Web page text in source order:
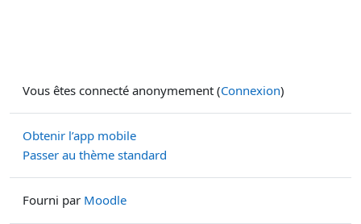
Vous êtes connecté anonymement (Connexion)
Obtenir l’app mobile
Passer au thème standard
Fourni par Moodle